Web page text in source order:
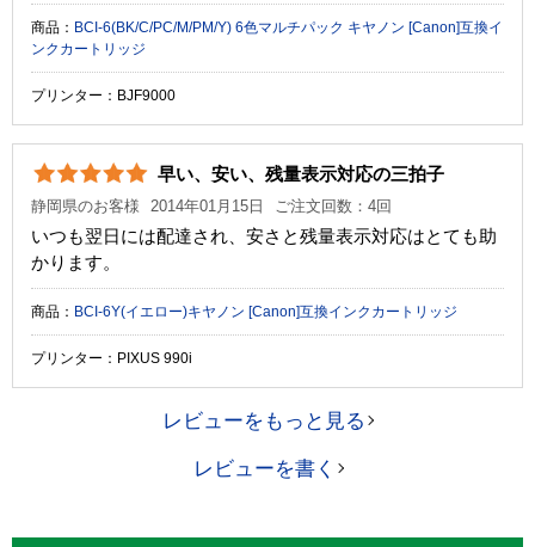
商品： BCI-6(BK/C/PC/M/PM/Y) 6色マルチパック キヤノン [Canon]互換イ
ンクカートリッジ
プリンター：BJF9000
早い、安い、残量表示対応の三拍子
静岡県のお客様 2014年01月15日 ご注文回数：4回
いつも翌日には配達され、安さと残量表示対応はとても助
かります。
商品： BCI-6Y(イエロー)キヤノン [Canon]互換インクカートリッジ
プリンター：PIXUS 990i
レビューをもっと見る
レビューを書く